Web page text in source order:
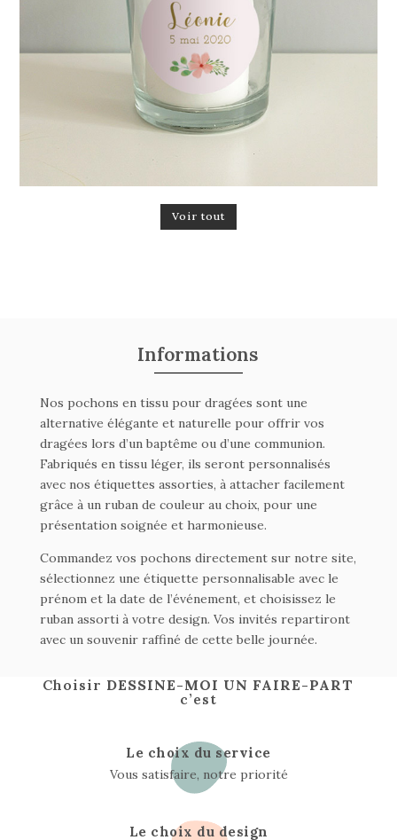
Voir tout
Informations
Nos pochons en tissu pour dragées sont une
alternative élégante et naturelle pour offrir vos
dragées lors d’un baptême ou d’une communion.
Fabriqués en tissu léger, ils seront personnalisés
avec nos étiquettes assorties, à attacher facilement
grâce à un ruban de couleur au choix, pour une
présentation soignée et harmonieuse.
Commandez vos pochons directement sur notre site,
sélectionnez une étiquette personnalisable avec le
prénom et la date de l’événement, et choisissez le
ruban assorti à votre design. Vos invités repartiront
avec un souvenir raffiné de cette belle journée.
Choisir DESSINE-MOI UN FAIRE-PART
c’est
Le choix du service
Vous satisfaire, notre priorité
Le choix du design